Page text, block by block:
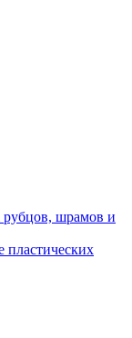
шрамов и
пластических